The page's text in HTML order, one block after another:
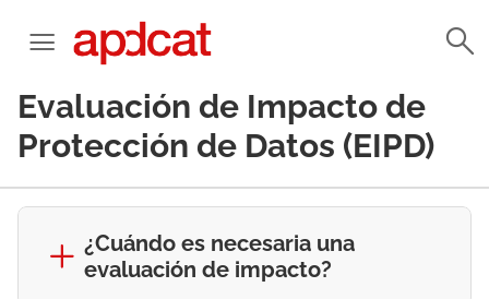
Evaluación de Impacto de
Protección de Datos (EIPD)
¿Cuándo es necesaria una
evaluación de impacto?